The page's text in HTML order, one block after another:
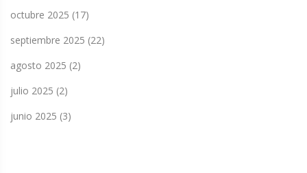
octubre 2025 (17)
septiembre 2025 (22)
agosto 2025 (2)
julio 2025 (2)
junio 2025 (3)